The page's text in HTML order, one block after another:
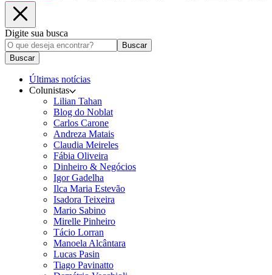
Digite sua busca
Buscar
Buscar
Últimas notícias
Colunistas
Lilian Tahan
Blog do Noblat
Carlos Carone
Andreza Matais
Claudia Meireles
Fábia Oliveira
Dinheiro & Negócios
Igor Gadelha
Ilca Maria Estevão
Isadora Teixeira
Mario Sabino
Mirelle Pinheiro
Tácio Lorran
Manoela Alcântara
Lucas Pasin
Tiago Pavinatto